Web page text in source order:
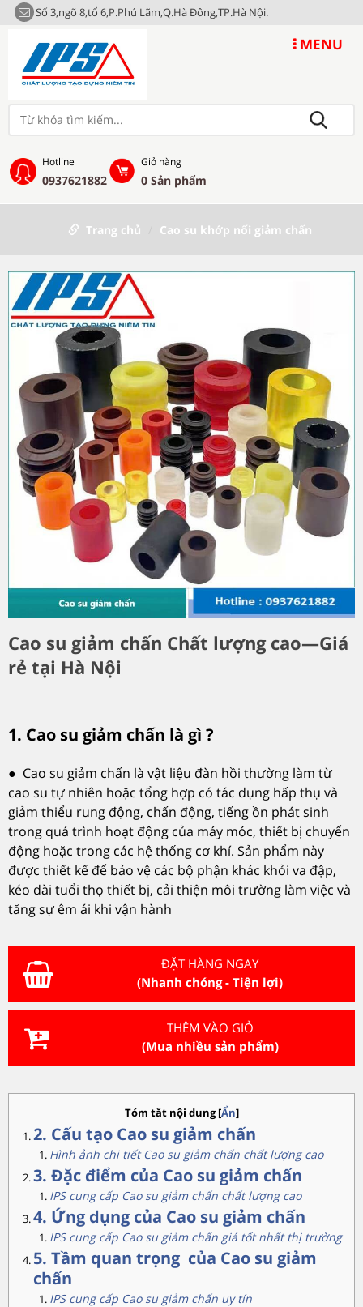
Số 3,ngõ 8,tổ 6,P.Phú Lãm,Q.Hà Đông,TP.Hà Nội.
MENU
Hotline
0937621882
Giỏ hàng
0 Sản phẩm
Trang chủ Cao su khớp nối giảm chấn
Cao su giảm chấn Chất lượng cao—Giá
rẻ tại Hà Nội
1. Cao su giảm chấn là gì ?
● Cao su giảm chấn là vật liệu đàn hồi thường làm từ
cao su tự nhiên hoặc tổng hợp có tác dụng hấp thụ và
giảm thiểu rung động, chấn động, tiếng ồn phát sinh
trong quá trình hoạt động của máy móc, thiết bị chuyển
động hoặc trong các hệ thống cơ khí. Sản phẩm này
được thiết kế để bảo vệ các bộ phận khác khỏi va đập,
kéo dài tuổi thọ thiết bị, cải thiện môi trường làm việc và
tăng sự êm ái khi vận hành
ĐẶT HÀNG NGAY
(Nhanh chóng - Tiện lợi)
THÊM VÀO GIỎ
(Mua nhiều sản phẩm)
Tóm tắt nội dung[Ẩn]
2. Cấu tạo Cao su giảm chấn
Hình ảnh chi tiết Cao su giảm chấn chất lượng cao
3. Đặc điểm của Cao su giảm chấn
IPS cung cấp Cao su giảm chấn chất lượng cao
4. Ứng dụng của Cao su giảm chấn
IPS cung cấp Cao su giảm chấn giá tốt nhất thị trường
5. Tầm quan trọng của Cao su giảm
chấn
IPS cung cấp Cao su giảm chấn uy tín